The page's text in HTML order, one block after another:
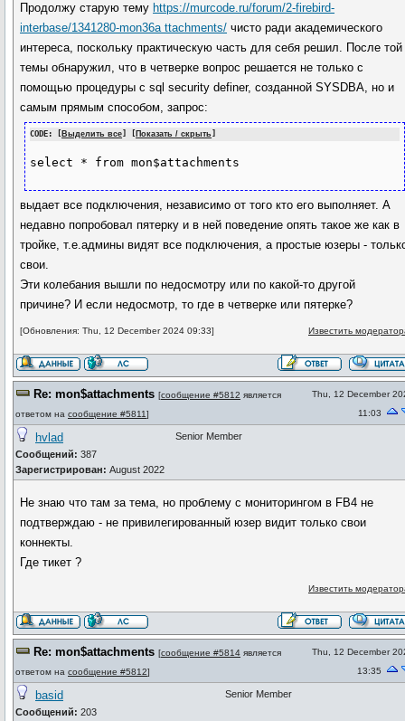
Продолжу старую тему https://murcode.ru/forum/2-firebird-
interbase/1341280-mon36a ttachments/ чисто ради академического
интереса, поскольку практическую часть для себя решил. После той
темы обнаружил, что в четверке вопрос решается не только с
помощью процедуры с sql security definer, созданной SYSDBA, но и
самым прямым способом, запрос:
CODE: [ Выделить все] [ Показать / скрыть ]
select * from mon$attachments
выдает все подключения, независимо от того кто его выполняет. А
недавно попробовал пятерку и в ней поведение опять такое же как в
тройке, т.е.админы видят все подключения, а простые юзеры -
свои.
Эти колебания вышли по недосмотру или по какой-то другой
причине? И если недосмотр, то где в четверке или пятерке?
[Обновления: Thu, 12 December 2024 09:33] Известить
Re: mon$attachments [сообщение #5812 является
ответом на сообщение #5811]
Thu, 12 December
11:03
hvlad
Сообщений: 387
Зарегистрирован: August 2022
Senior Member
Не знаю что там за тема, но проблему с мониторингом в FB4 не
подтверждаю - не привилегированный юзер видит только свои
коннекты.
Где тикет ?
Известить
Re: mon$attachments [сообщение #5814 является
ответом на сообщение #5812]
Thu, 12 December
13:35
basid
Сообщений: 203
Senior Member